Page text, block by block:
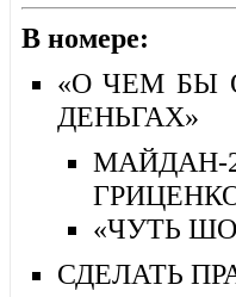
В номере:
«О ЧЕМ БЫ
ДЕНЬГАХ»
«ЧУТЬ
СДЕЛАТЬ